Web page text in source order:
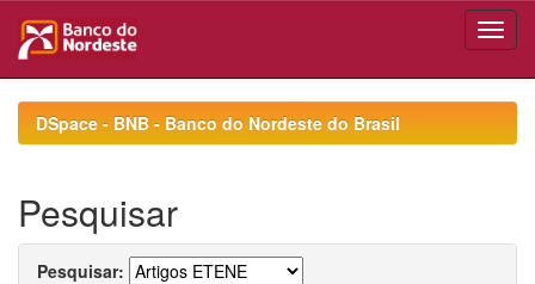
navigationDSpace - BNB - Banco do Nordeste do Brasil
Pesquisar
Pesquisar: